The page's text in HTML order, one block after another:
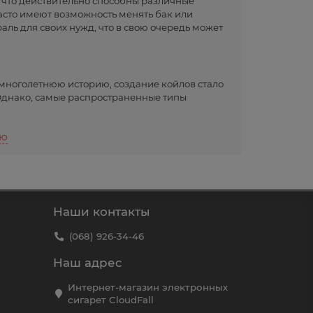
имеют возможность менять бак или
для своих нужд, что в свою очередь может
историю, создание койлов стало
самые распространенные типы
собой отличное сочетание цены и
для использования при больших
Fused заключается в более
более тонкой разновидностью, и такая
их в одно целое. При ближнем рассмотрении,
и парообразование
Наши контакты
(068) 926-34-46
Наш адрес
Интернет-магазин электронных
сигарет CloudFall